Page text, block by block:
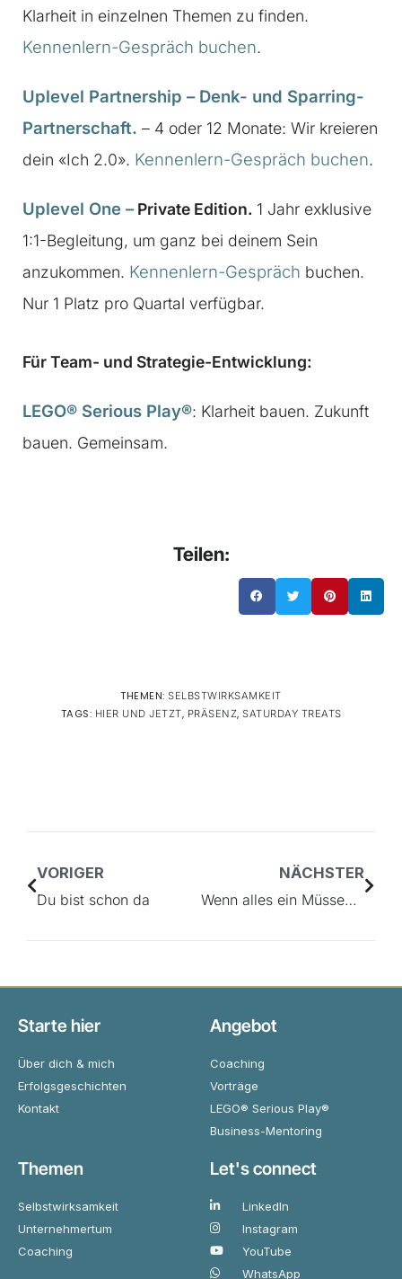
Klarheit in einzelnen Themen zu finden.
Kennenlern-Gespräch buchen.
Uplevel Partnership – Denk- und Sparring-
Partnerschaft. – 4 oder 12 Monate: Wir kreieren
dein «Ich 2.0». Kennenlern-Gespräch buchen.
Uplevel One –Private Edition. 1 Jahr exklusive
1:1-Begleitung, um ganz bei deinem Sein
anzukommen. Kennenlern-Gespräch buchen.
Nur 1 Platz pro Quartal verfügbar.
Für Team- und Strategie-Entwicklung:
LEGO® Serious Play®: Klarheit bauen. Zukunft
bauen. Gemeinsam.
Teilen:
THEMEN: SELBSTWIRKSAMKEIT
TAGS: HIER UND JETZT, PRÄSENZ, SATURDAY TREATS
VORIGER
Du bist schon da
NÄCHSTER
Wenn alles ein Müssen wird
Starte hier
Über dich & mich
Erfolgsgeschichten
Kontakt
Angebot
Coaching
Vorträge
LEGO® Serious Play®
Business-Mentoring
Themen
Selbstwirksamkeit
Unternehmertum
Coaching
Let's connect
LinkedIn
Instagram
YouTube
WhatsApp